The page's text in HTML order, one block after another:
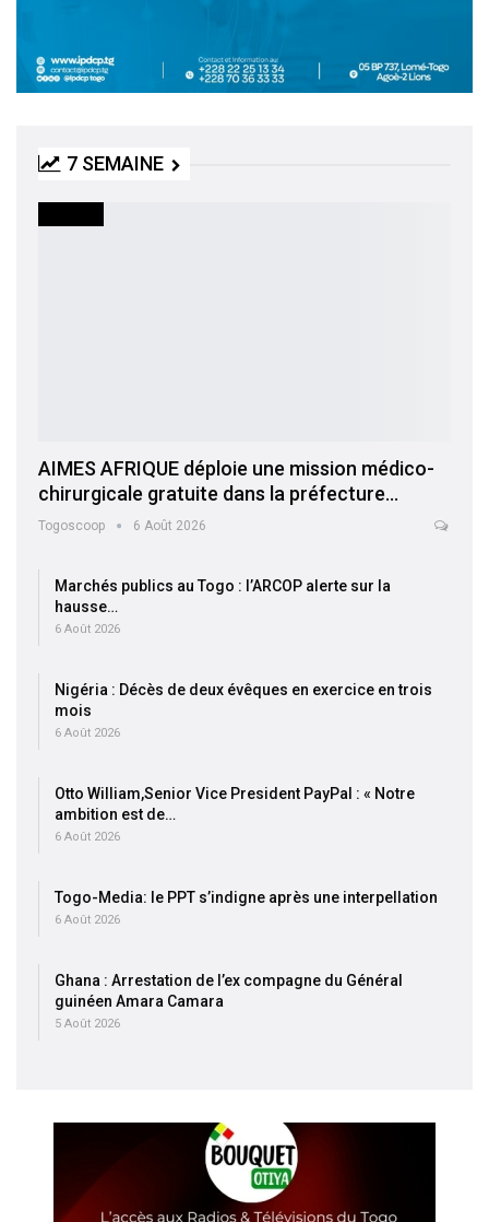
7 SEMAINE
AIMES AFRIQUE déploie une mission médico-
chirurgicale gratuite dans la préfecture…
Togoscoop 6 Août 2026
Marchés publics au Togo : l’ARCOP alerte sur la
hausse…
6 Août 2026
Nigéria : Décès de deux évêques en exercice en trois
mois
6 Août 2026
Otto William,Senior Vice President PayPal : « Notre
ambition est de…
6 Août 2026
Togo-Media: le PPT s’indigne après une interpellation
6 Août 2026
Ghana : Arrestation de l’ex compagne du Général
guinéen Amara Camara
5 Août 2026